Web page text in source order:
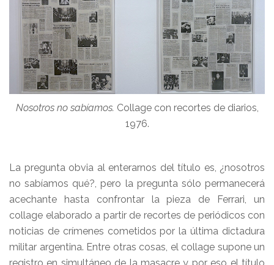
Nosotros no sabíamos. Collage con recortes de diarios,
1976.
La pregunta obvia al enterarnos del título es, ¿nosotros
no sabíamos qué?, pero la pregunta sólo permanecerá
acechante hasta confrontar la pieza de Ferrari, un
collage elaborado a partir de recortes de periódicos con
noticias de crímenes cometidos por la última dictadura
militar argentina. Entre otras cosas, el collage supone un